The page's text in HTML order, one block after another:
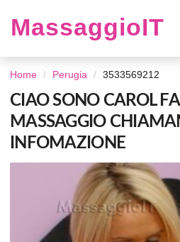
MassaggioIT
Home Perugia 3533569212
CIAO SONO CAROL
MASSAGGIO
INFOMAZIONE